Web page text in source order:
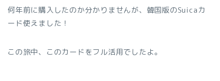
何年前に購入したのか分かりませんが、韓国版のSuicaカ
ード使えました！
この旅中、このカードをフル活用でしたよ。